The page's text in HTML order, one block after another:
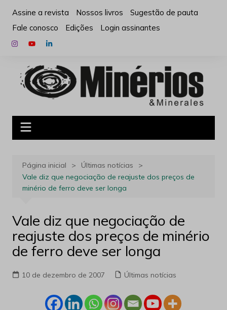
para
conteúdo
Assine a revista Nossos livros
Sugestão de pauta
Fale conosco
Edições Login assinantes
Página inicial
Últimas notícias
Vale diz que negociação de reajuste dos preços de
minério de ferro deve ser longa
Vale diz que negociação de
reajuste dos preços de minério
de ferro deve ser longa
10 de dezembro de 2007 Últimas notícias